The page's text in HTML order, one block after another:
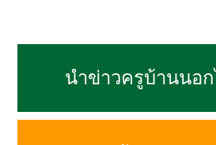
นำข่าวครูบ้านนอก